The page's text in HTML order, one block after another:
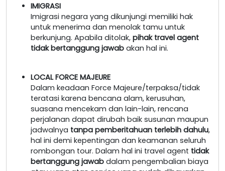
IMIGRASI
Imigrasi negara yang dikunjungi memiliki hak
untuk menerima dan menolak tamu untuk
berkunjung. Apabila ditolak, pihak travel agent
tidak bertanggung jawab akan hal ini.
LOCAL FORCE MAJEURE
Dalam keadaan Force Majeure/terpaksa/tidak
teratasi karena bencana alam, kerusuhan,
suasana mencekam dan lain-lain, rencana
perjalanan dapat dirubah baik susunan maupun
jadwalnya tanpa pemberitahuan terlebih dahulu,
hal ini demi kepentingan dan keamanan seluruh
rombongan tour. Dalam hal ini travel agent tidak
bertanggung jawab dalam pengembalian biaya